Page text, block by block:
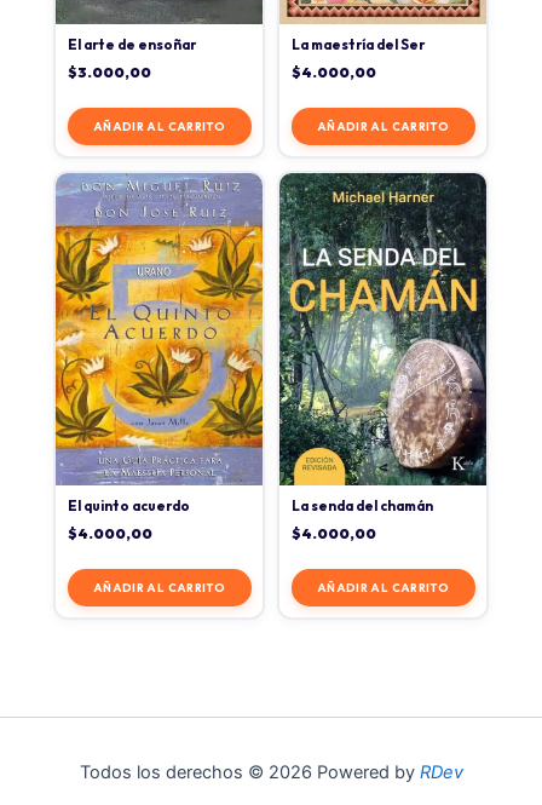
El arte de ensoñar
$3.000,00
AÑADIR AL CARRITO
La maestría del Ser
$4.000,00
AÑADIR AL CARRITO
El quinto acuerdo
$4.000,00
AÑADIR AL CARRITO
La senda del chamán
$4.000,00
AÑADIR AL CARRITO
Todos los derechos © 2026 Powered by RDev